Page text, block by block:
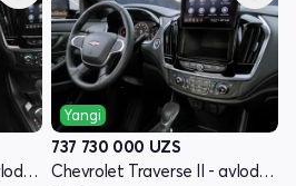
Chevrolet Traverse II - avlod restyling
Yangi
737 730 000 UZS
Chevrolet Traverse II - avlod restyling